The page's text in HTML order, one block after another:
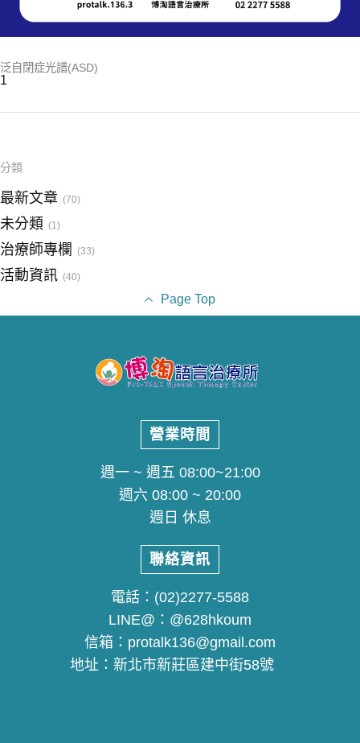
泛自閉症光譜(ASD)
1
分類
最新文章 (70)
未分類 (1)
治療師專欄 (33)
活動資訊 (40)
Page Top
營業時間
週一 ~ 週五 08:00~21:00
週六 08:00 ~ 20:00
週日 休息
聯絡資訊
電話： (02)2277-5588
LINE@： @628hkoum
信箱： protalk136@gmail.com
地址： 新北市新莊區建中街58號